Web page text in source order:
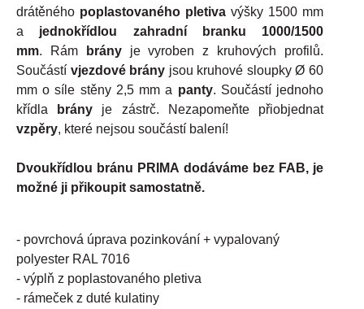
drátěného poplastovaného pletiva výšky 1500 mm
a jednokřídlou zahradní branku 1000/1500
mm. Rám brányje vyroben z kruhových profilů.
Součástí vjezdové brány jsou kruhové sloupky Ø 60
mm o síle stěny 2,5 mm a panty. Součástí jednoho
křídla
brány je zástrč. Nezapomeňte přiobjednat
vzpěry, které nejsou součástí balení!
Dvoukřídlou bránu PRIMA dodáváme bez FAB, je
možné ji přikoupit samostatně.
- povrchová úprava pozinkování + vypalovaný
polyester RAL 7016
- výplň z poplastovaného pletiva
- rámeček z duté kulatiny